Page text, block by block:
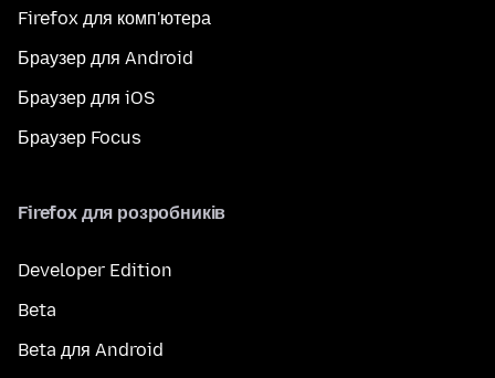
Firefox для комп'ютера
Браузер для Android
Браузер для iOS
Браузер Focus
Firefox для розробників
Developer Edition
Beta
Beta для Android